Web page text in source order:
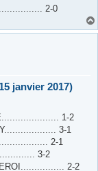
2-0
janvier 2017)
1-2
3-1
2-1
3-2
2-2